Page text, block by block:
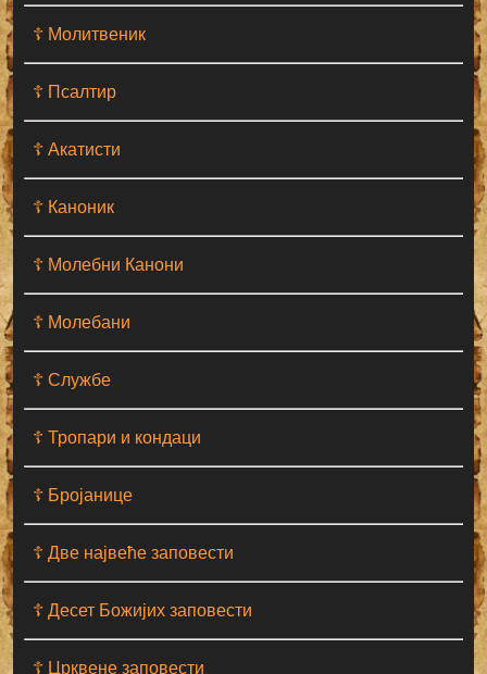
☦ Молитвеник
☦ Псалтир
☦ Акатисти
☦ Каноник
☦ Молебни Канони
☦ Молебани
☦ Службе
☦ Тропари и кондаци
☦ Бројанице
☦ Две највеће заповести
☦ Десет Божијих заповести
☦ Црквене заповести